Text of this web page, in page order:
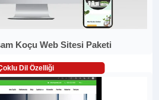
Koçu Web Sitesi Paketi
Dil Özelliği